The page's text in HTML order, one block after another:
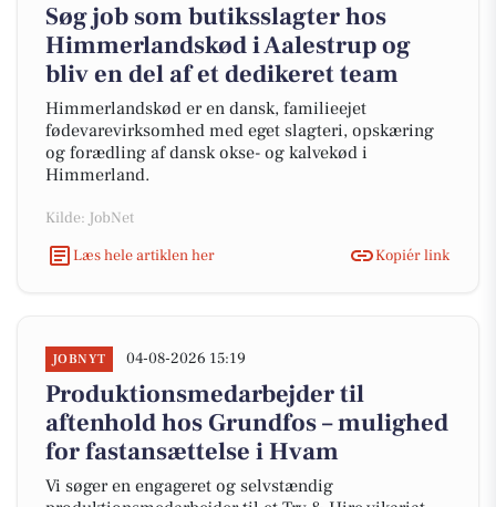
Søg job som butiksslagter hos
Himmerlandskød i Aalestrup og
bliv en del af et dedikeret team
Himmerlandskød er en dansk, familieejet
fødevarevirksomhed med eget slagteri, opskæring
og forædling af dansk okse- og kalvekød i
Himmerland.
Kilde: JobNet
Læs hele artiklen her
Kopiér link
JOBNYT 04-08-2026 15:19
Produktionsmedarbejder til
aftenhold hos Grundfos – mulighed
for fastansættelse i Hvam
Vi søger en engageret og selvstændig